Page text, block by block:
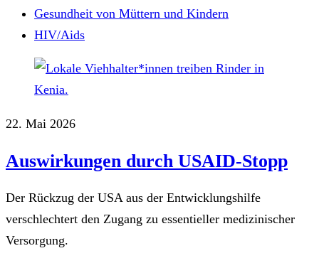
Gesundheit von Müttern und Kindern
HIV/Aids
22. Mai 2026
Auswirkungen durch USAID-Stopp
Der Rückzug der USA aus der Entwicklungshilfe
verschlechtert den Zugang zu essentieller medizinischer
Versorgung.